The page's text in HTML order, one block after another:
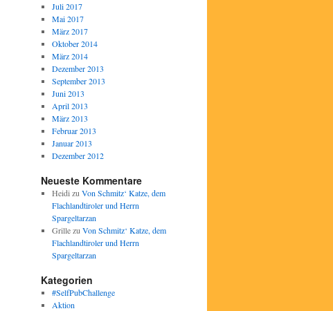
Juli 2017
Mai 2017
März 2017
Oktober 2014
März 2014
Dezember 2013
September 2013
Juni 2013
April 2013
März 2013
Februar 2013
Januar 2013
Dezember 2012
Neueste Kommentare
Heidi zu Von Schmitz‘ Katze, dem
Flachlandtiroler und Herrn
Spargeltarzan
Grillezu Von Schmitz‘ Katze, dem
Flachlandtiroler und Herrn
Spargeltarzan
Kategorien
#SelfPubChallenge
Aktion